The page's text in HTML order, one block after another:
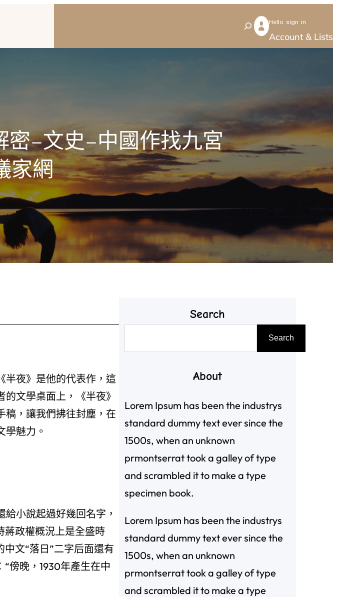
S
e
Hello sign in
Account & Lists
密–文史–中國作找九宮
家網
半夜》是他的代表作，這
文學桌面上，《半夜》
稿，讓我們拂往封塵，在
魅力。
小說起過好幾回名字，
蔣政權概況上是全盛時
文“落日”二字后面還有
“傍晚，1930年產生在中
Search
尋
Search
About
Lorem Ipsum has been the industrys
standard dummy text ever since the
1500s, when an unknown
prmontserrat took a galley of type
and scrambled it to make a type
specimen book.
Lorem Ipsum has been the industrys
standard dummy text ever since the
1500s, when an unknown
prmontserrat took a galley of type
and scrambled it to make a type